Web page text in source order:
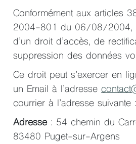
Conformément aux articles
2004-801 du 06/08/2004,
d’un droit d’accès, de
suppression des données
Ce droit peut s’exercer en
un Email à l’adresse
courrier à l’adresse suivante :
Adresse : 54 chemin du
83480 Puget-sur-Argens